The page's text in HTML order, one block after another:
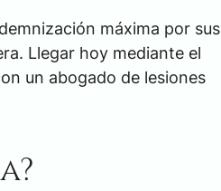
máxima por sus
Llegar hoy mediante el
un abogado de lesiones